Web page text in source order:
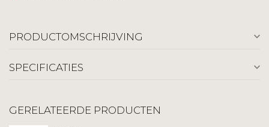
PRODUCTOMSCHRIJVING
SPECIFICATIES
GERELATEERDE PRODUCTEN